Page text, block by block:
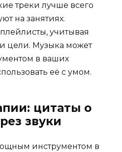
треки лучше всего
на занятиях.
учитывая
цели. Музыка может
в ваших
её с умом.
цитаты о
звуки
инструментом в